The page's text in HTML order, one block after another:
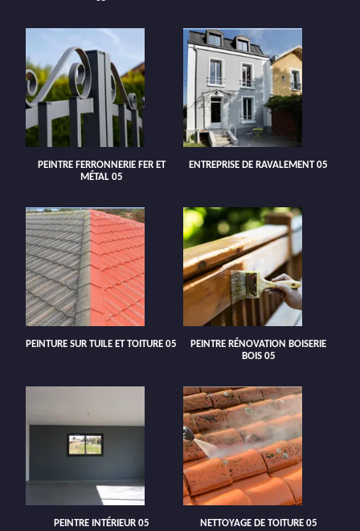
PEINTRE FERRONNERIE FER ET
MÉTAL 05
ENTREPRISE DE RAVALEMENT 05
PEINTURE SUR TUILE ET TOITURE 05
PEINTRE RÉNOVATION BOISERIE
BOIS 05
PEINTRE INTÉRIEUR 05 NETTOYAGE DE TOITURE 05